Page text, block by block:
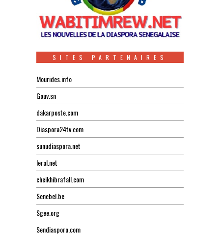
SITES PARTENAIRES
Mourides.info
Gouv.sn
dakarposte.com
Diaspora24tv.com
sunudiaspora.net
leral.net
cheikhibrafall.com
Senebel.be
Sgee.org
Sendiaspora.com